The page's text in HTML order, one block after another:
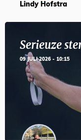
Lindy Hofstra
Serieuze
09 JULI 2026 - 10:15